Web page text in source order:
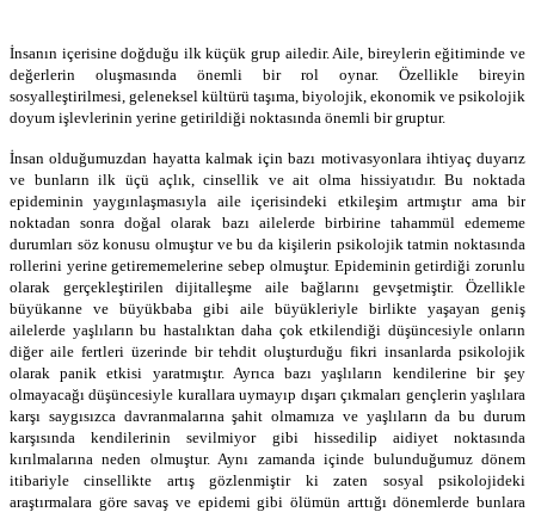
İnsanın içerisine doğduğu ilk küçük grup ailedir. Aile, bireylerin eğitiminde ve
değerlerin oluşmasında önemli bir rol oynar. Özellikle bireyin
sosyalleştirilmesi, geleneksel kültürü taşıma, biyolojik, ekonomik ve psikolojik
doyum işlevlerinin yerine getirildiği noktasında önemli bir gruptur.
İnsan olduğumuzdan hayatta kalmak için bazı motivasyonlara ihtiyaç duyarız
ve bunların ilk üçü açlık, cinsellik ve ait olma hissiyatıdır. Bu noktada
epideminin yaygınlaşmasıyla aile içerisindeki etkileşim artmıştır ama bir
noktadan sonra doğal olarak bazı ailelerde birbirine tahammül edememe
durumları söz konusu olmuştur ve bu da kişilerin psikolojik tatmin noktasında
rollerini yerine getirememelerine sebep olmuştur. Epideminin getirdiği zorunlu
olarak gerçekleştirilen dijitalleşme aile bağlarını gevşetmiştir. Özellikle
büyükanne ve büyükbaba gibi aile büyükleriyle birlikte yaşayan geniş
ailelerde yaşlıların bu hastalıktan daha çok etkilendiği düşüncesiyle onların
diğer aile fertleri üzerinde bir tehdit oluşturduğu fikri insanlarda psikolojik
olarak panik etkisi yaratmıştır. Ayrıca bazı yaşlıların kendilerine bir şey
olmayacağı düşüncesiyle kurallara uymayıp dışarı çıkmaları gençlerin yaşlılara
karşı saygısızca davranmalarına şahit olmamıza ve yaşlıların da bu durum
karşısında kendilerinin sevilmiyor gibi hissedilip aidiyet noktasında
kırılmalarına neden olmuştur. Aynı zamanda içinde bulunduğumuz dönem
itibariyle cinsellikte artış gözlenmiştir ki zaten sosyal psikolojideki
araştırmalara göre savaş ve epidemi gibi ölümün arttığı dönemlerde bunlara